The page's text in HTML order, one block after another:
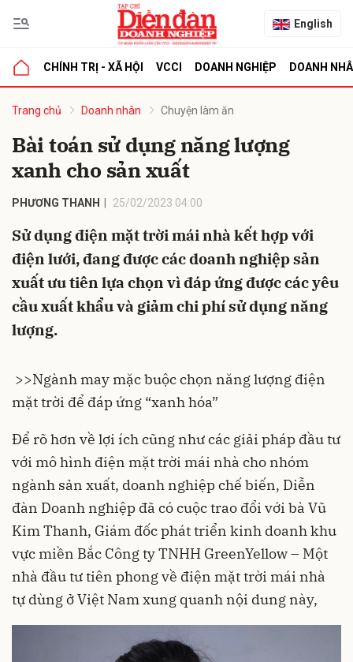
English
CHÍNH TRỊ - XÃ HỘI VCCI DOANH NGHIỆP DOANH
Trang chủ Doanh nhân Chuyện làm ăn
Bài toán sử dụng năng lượng
xanh cho sản xuất
PHƯƠNG THANH 25/02/2023 04:00
Sử dụng điện mặt trời mái nhà kết hợp với
điện lưới, đang được các doanh nghiệp sản
xuất ưu tiên lựa chọn vì đáp ứng được các yêu
cầu xuất khẩu và giảm chi phí sử dụng năng
lượng.
>>Ngành may mặc buộc chọn năng lượng điện
mặt trời để đáp ứng “xanh hóa”
Để rõ hơn về lợi ích cũng như các giải pháp đầu tư
với mô hình điện mặt trời mái nhà cho nhóm
ngành sản xuất, doanh nghiệp chế biến, Diễn
đàn Doanh nghiệp đã có cuộc trao đổi với bà Vũ
Kim Thanh, Giám đốc phát triển kinh doanh khu
vực miền Bắc Công ty TNHH GreenYellow – Một
nhà đầu tư tiên phong về điện mặt trời mái nhà
tự dùng ở Việt Nam xung quanh nội dung này,
luận
Hủy